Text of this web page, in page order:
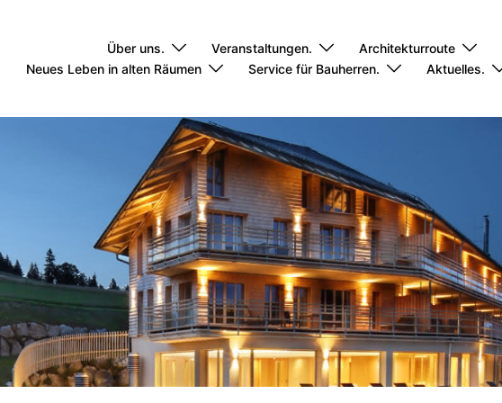
Über uns. Veranstaltungen. Architekturroute
Neues Leben in alten Räumen
Service für Bauherren. Aktuelles.